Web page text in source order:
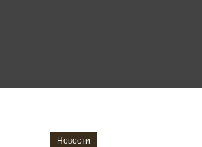
Новости